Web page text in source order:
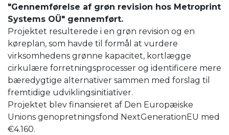
"Gennemførelse af grøn revision hos Metroprint
Systems OÜ" gennemført.
Projektet resulterede i en grøn revision og en
køreplan, som havde til formål at vurdere
virksomhedens grønne kapacitet, kortlægge
cirkulære forretningsprocesser og identificere mere
bæredygtige alternativer sammen med forslag til
fremtidige udviklingsinitiativer.
Projektet blev finansieret af Den Europæiske
Unions genopretningsfond NextGenerationEU med
€4.160.